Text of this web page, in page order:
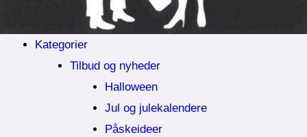
Kategorier
Tilbud og nyheder
Halloween
Jul og julekalendere
Påskeideer